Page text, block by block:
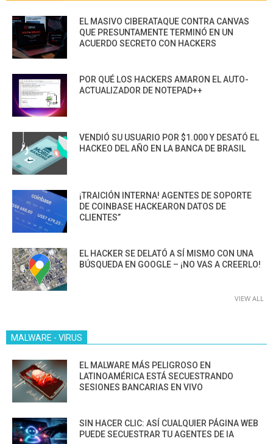
EL MASIVO CIBERATAQUE CONTRA CANVAS
QUE PRESUNTAMENTE TERMINÓ EN UN
ACUERDO SECRETO CON HACKERS
POR QUÉ LOS HACKERS AMARON EL AUTO-
ACTUALIZADOR DE NOTEPAD++
VENDIÓ SU USUARIO POR $1.000 Y DESATÓ EL
HACKEO DEL AÑO EN LA BANCA DE BRASIL
¡TRAICIÓN INTERNA! AGENTES DE SOPORTE
DE COINBASE HACKEARON DATOS DE
CLIENTES”
EL HACKER SE DELATÓ A SÍ MISMO CON UNA
BÚSQUEDA EN GOOGLE – ¡NO VAS A CREERLO!
VIEW ALL
MALWARE - VIRUS
EL MALWARE MÁS PELIGROSO EN
LATINOAMÉRICA ESTÁ SECUESTRANDO
SESIONES BANCARIAS EN VIVO
SIN HACER CLIC: ASÍ CUALQUIER PÁGINA WEB
PUEDE SECUESTRAR TU AGENTES DE IA